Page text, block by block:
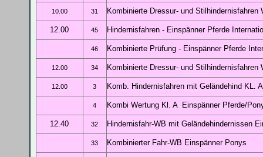
10.00 31 Kombinierte Dressur- und Stilhindernisfahren
12.00 45 Hindernisfahren - Einspänner Pferde
46 Kombinierte Prüfung - Einspänner Pferde
12.00 34 Kombinierte Dressur- und Stilhindernisfahren
12.00 3 Komb. Hindernisfahren mit Geländehind KL.
4 Kombi Wertung Kl. A Einspänner Pferde/
12.40 32 Hindernisfahr-WB mit Geländehindernissen
33 Kombinierter Fahr-WB Einspänner Ponys